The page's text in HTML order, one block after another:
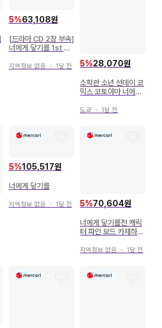
5%63,108원
[드라마 CD 2장 부속]
너에게 닿기를 1st 시
지역정보 없음 ・ 1달 전 5%28,070원
소학관 소년 선데이 코
믹스 코토야마 너에게
도쿄 ・ 1달 전
5%105,517원
너에게 닿기를
지역정보 없음 ・ 1달 전 5%70,604원
너에게 닿기를전 캐릭
터 파인 보드 카제하야
지역정보 없음 ・ 1달 전